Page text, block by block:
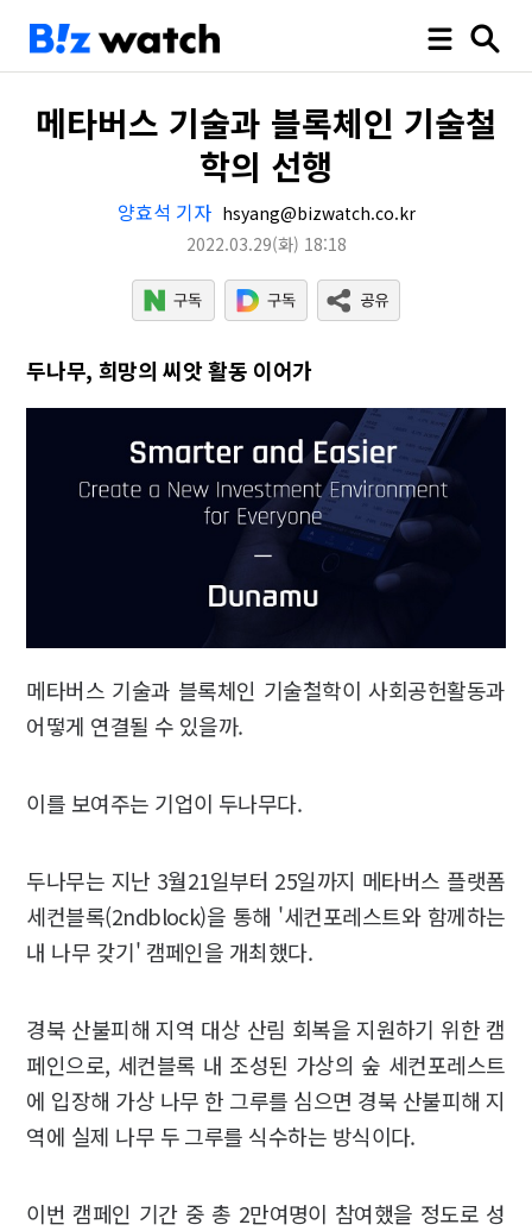
메타버스 기술과 블록체인 기술철
학의 선행
양효석 기자 hsyang@bizwatch.co.kr
2022.03.29(화) 18:18
두나무, 희망의 씨앗 활동 이어가
메타버스 기술과 블록체인 기술철학이 사회공헌활동과
어떻게 연결될 수 있을까.
이를 보여주는 기업이 두나무다.
두나무는 지난 3월21일부터 25일까지 메타버스 플랫폼
세컨블록(2ndblock)을 통해 '세컨포레스트와 함께하는
내 나무 갖기' 캠페인을 개최했다.
경북 산불피해 지역 대상 산림 회복을 지원하기 위한 캠
페인으로, 세컨블록 내 조성된 가상의 숲 세컨포레스트
에 입장해 가상 나무 한 그루를 심으면 경북 산불피해 지
역에 실제 나무 두 그루를 식수하는 방식이다.
이번 캠페인 기간 중 총 2만여명이 참여했을 정도로 성